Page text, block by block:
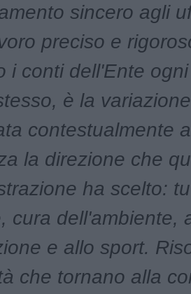
sincero agli
preciso e
i conti dell'Ente
è la
contestualmente
la direzione che
ha scelto:
cura dell'ambiente,
e allo sport.
che tornano alla